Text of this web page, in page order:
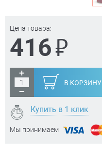
Цена товара:
416₽
В КОРЗИНУ
Купить в 1 клик
Мы принимаем